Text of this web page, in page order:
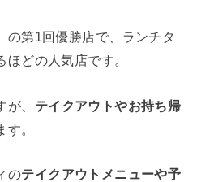
の第1回優勝店で、ランチタ
どの人気店です。
、 テイクアウトやお持ち帰
。
のテイクアウトメニューや予